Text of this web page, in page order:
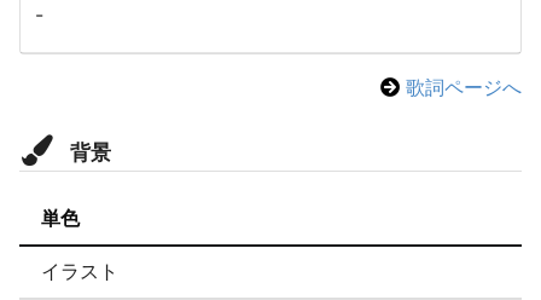
-
歌詞ページへ
背景
単色
イラスト